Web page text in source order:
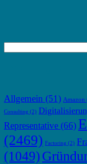
Allgemein (51) Amazon
Consulting (2)
Representative (66)
(2469) Factoring (2)
(1049)